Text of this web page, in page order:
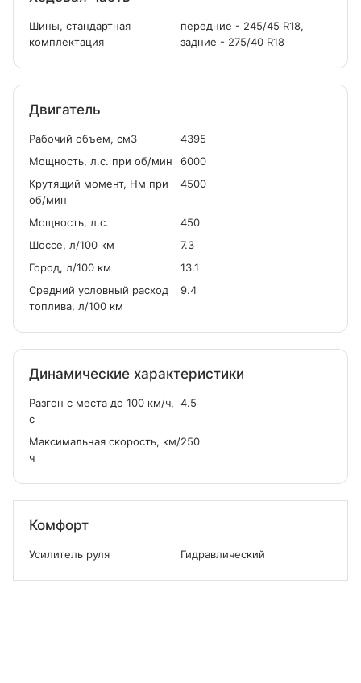
Шины, стандартная
комплектация
передние - 245/45 R18,
задние - 275/40 R18
Двигатель
Рабочий объем, см3
4395
Мощность, л.с. при об/мин
6000
Крутящий момент, Нм при
об/мин
4500
Мощность, л.с.
450
Шоссе, л/100 км
7.3
Город, л/100 км
13.1
Средний условный расход
топлива, л/100 км
9.4
Динамические характеристики
Разгон с места до 100 км/ч,
с
4.5
Максимальная скорость, км/
ч
250
Комфорт
Усилитель руля Гидравлический